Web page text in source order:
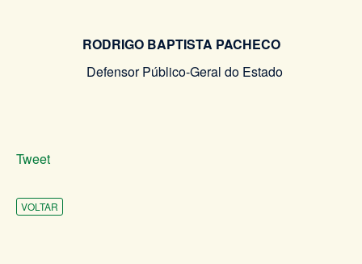
RODRIGO BAPTISTA PACHECO
Defensor Público-Geral do Estado
Tweet
VOLTAR